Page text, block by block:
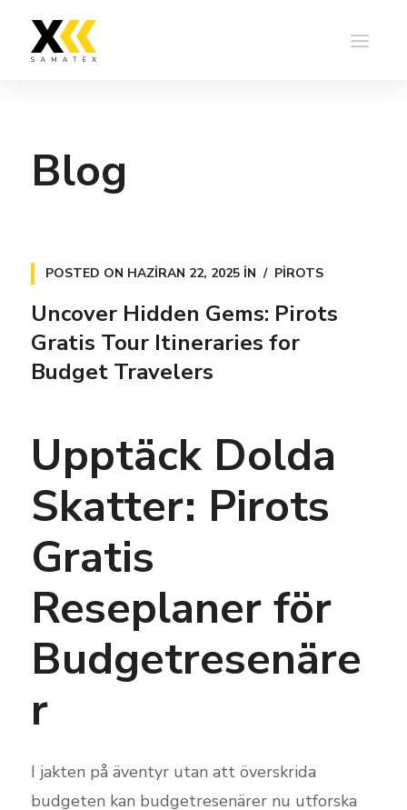
Blog
POSTED ON HAZIRAN 22, 2025IN PIROTS
Uncover Hidden Gems: Pirots
Gratis Tour Itineraries for
Budget Travelers
Upptäck Dolda
Skatter: Pirots
Gratis
Reseplaner för
Budgetresenäre
r
I jakten på äventyr utan att överskrida
budgeten kan budgetresenärer nu utforska